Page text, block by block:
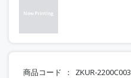
商品コード ZKUR-2200C003